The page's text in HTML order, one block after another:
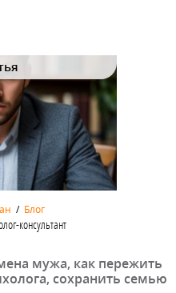
/ Блог
консультант
мужа, как пережить
сохранить семью